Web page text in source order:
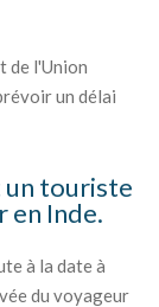
de l'Union
un délai
un touriste
en Inde.
à la date à
du voyageur